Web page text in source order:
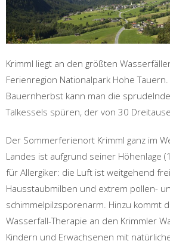
Krimml liegt an den größten
Ferienregion Nationalpark Hohe
Bauernherbst kann man die
Talkessels spüren, der von 30
Der Sommerferienort Krimml ganz im
Landes ist aufgrund seiner Höhenlage
für Allergiker: die Luft ist weitgehend
Hausstaubmilben und extrem pollen-
schimmelpilzsporenarm. Hinzu kommt
Wasserfall-Therapie an den Krimmler
Kindern und Erwachsenen mit